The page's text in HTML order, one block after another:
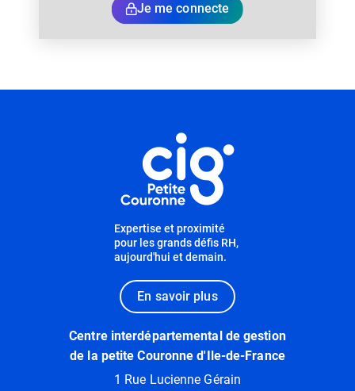
Je me connecte
Expertise et proximité
pour les grands défis RH,
aujourd'hui et demain.
En savoir plus
Centre interdépartemental de gestion
de la petite Couronne d'Ile-de-France
1 Rue Lucienne Gérain